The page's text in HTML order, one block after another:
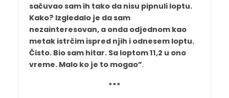
sačuvao sam ih tako da nisu pipnuli loptu.
Kako? Izgledalo je da sam
nezainteresovan, a onda odjednom kao
metak istrčim ispred njih i odnesem loptu.
Čisto. Bio sam hitar. Sa loptom 11,2 u ono
vreme. Malo ko je to mogao”.
***